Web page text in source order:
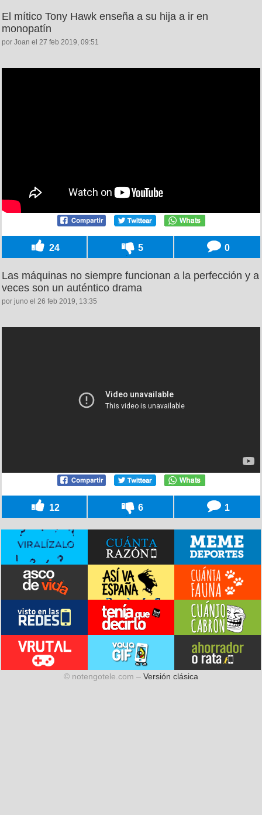
El mítico Tony Hawk enseña a su hija a ir en
monopatín
por Joan el 27 feb 2019, 09:51
24 5 0
Las máquinas no siempre funcionan a la perfección y a
veces son un auténtico drama
por juno el 26 feb 2019, 13:35
12 6 1
© notengotele.com – Versión clásica